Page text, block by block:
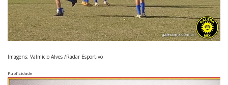
Imagens: Valmício Alves /Radar Esportivo
Publicidade